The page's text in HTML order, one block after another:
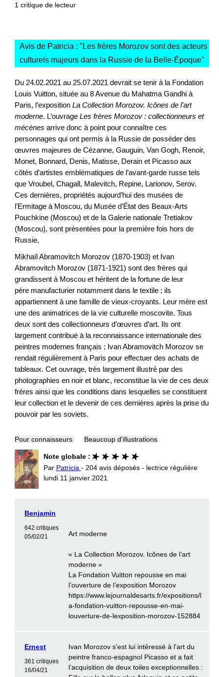
1 critique de lecteur
Avis de Patricia : " Les frères Morozov sont des acteurs
culturels majeurs dans la Russie de la Belle-Époque"
Du 24.02.2021 au 25.07.2021 devrait se tenir à la Fondation
Louis Vuitton, située au 8 Avenue du Mahatma Gandhi à
Paris, l’exposition La Collection Morozov. Icônes de l'art
moderne. L’ouvrage Les frères Morozov : collectionneurs et
mécènes arrive donc à point pour connaître ces
personnages qui ont permis à la Russie de posséder des
œuvres majeures de Cézanne, Gauguin, Van Gogh, Renoir,
Monet, Bonnard, Denis, Matisse, Derain et Picasso aux
côtés d’artistes emblématiques de l’avant-garde russe tels
que Vroubel, Chagall, Malevitch, Repine, Larionov, Serov.
Ces dernières, propriétés aujourd’hui des musées de
l’Ermitage à Moscou, du Musée d’État des Beaux-Arts
Pouchkine (Moscou) et de la Galerie nationale Tretiakov
(Moscou), sont présentées pour la première fois hors de
Russie,
Mikhaïl Abramovitch Morozov (1870-1903) et Ivan
Abramovitch Morozov (1871-1921) sont des frères qui
grandissent à Moscou et héritent de la fortune de leur
père manufacturier notamment dans le textile ; ils
appartiennent à une famille de vieux-croyants. Leur mère est
une des animatrices de la vie culturelle moscovite. Tous
deux sont des collectionneurs d’œuvres d’art. Ils ont
largement contribué à la reconnaissance internationale des
peintres modernes français ; Ivan Abramovitch Morozov se
rendait régulièrement à Paris pour effectuer des achats de
tableaux. Cet ouvrage, très largement illustré par des
photographies en noir et blanc, reconstitue la vie de ces deux
frères ainsi que les conditions dans lesquelles se constituent
leur collection et le devenir de ces dernières après la prise du
pouvoir par les soviets.
Pour connaisseurs Beaucoup d'illustrations
Note globale :
Par Patricia - 204 avis déposés - lectrice régulière
lundi 11 janvier 2021
Benjamin
642 critiques
05/02/21
Art moderne
« La Collection Morozov. Icônes de l’art
moderne »
La Fondation Vuitton repousse en mai
l’ouverture de l’exposition Morozov
https://www.lejournaldesarts.fr/expositions/l
a-fondation-vuitton-repousse-en-mai-
louverture-de-lexposition-morozov-152884
Ernest
361 critiques
16/04/21
Ivan Morozov s’est lui intéressé à l’art du
peintre franco-espagnol Picasso et a fait
l’acquisition de deux toiles exceptionnelles :